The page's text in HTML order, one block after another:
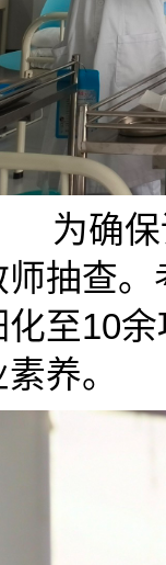
确保训
师抽查
化至10
养。